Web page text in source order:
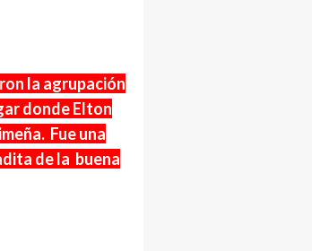
la agrupación
donde Elton
Fue una
de la buena